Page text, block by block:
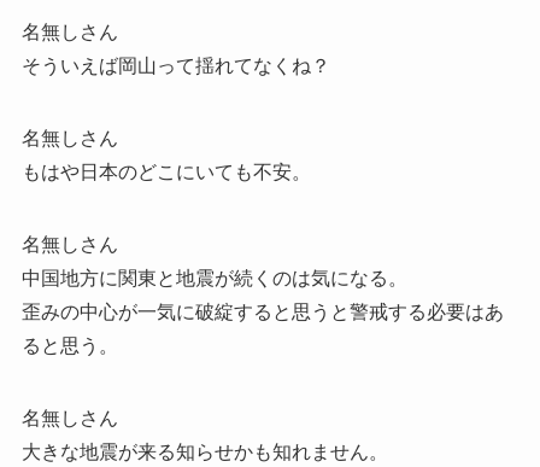
名無しさん
そういえば岡山って揺れてなくね？
名無しさん
もはや日本のどこにいても不安。
名無しさん
中国地方に関東と地震が続くのは気になる。
歪みの中心が一気に破綻すると思うと警戒する必要はあ
ると思う。
名無しさん
大きな地震が来る知らせかも知れません。